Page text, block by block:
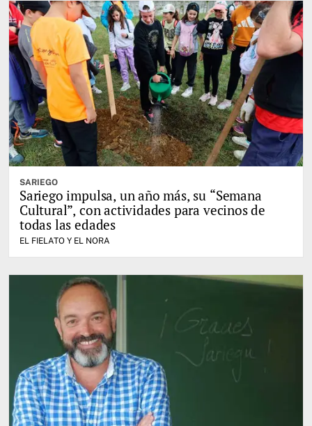
SARIEGO
Sariego impulsa, un año más, su “Semana
Cultural”, con actividades para vecinos de
todas las edades
EL FIELATO Y EL NORA